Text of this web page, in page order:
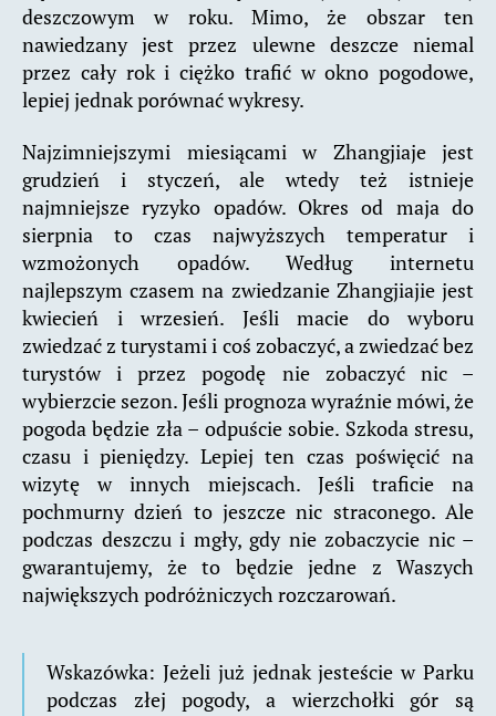
deszczowym w roku. Mimo, że obszar ten
nawiedzany jest przez ulewne deszcze niemal
przez cały rok i ciężko trafić w okno pogodowe,
lepiej jednak porównać wykresy.
Najzimniejszymi miesiącami w Zhangjiaje jest
grudzień i styczeń, ale wtedy też istnieje
najmniejsze ryzyko opadów. Okres od maja do
sierpnia to czas najwyższych temperatur i
wzmożonych opadów. Według internetu
najlepszym czasem na zwiedzanie Zhangjiajie jest
kwiecień i wrzesień. Jeśli macie do wyboru
zwiedzać z turystami i coś zobaczyć, a zwiedzać bez
turystów i przez pogodę nie zobaczyć nic –
wybierzcie sezon. Jeśli prognoza wyraźnie mówi, że
pogoda będzie zła – odpuście sobie. Szkoda stresu,
czasu i pieniędzy. Lepiej ten czas poświęcić na
wizytę w innych miejscach. Jeśli traficie na
pochmurny dzień to jeszcze nic straconego. Ale
podczas deszczu i mgły, gdy nie zobaczycie nic –
gwarantujemy, że to będzie jedne z Waszych
największych podróżniczych rozczarowań.
Wskazówka: Jeżeli już jednak jesteście w Parku
podczas złej pogody, a wierzchołki gór są